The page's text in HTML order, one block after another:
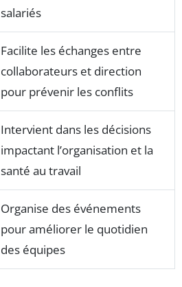
salariés
Facilite les échanges entre
collaborateurs et direction
pour prévenir les conflits
Intervient dans les décisions
impactant l’organisation et la
santé au travail
Organise des événements
pour améliorer le quotidien
des équipes